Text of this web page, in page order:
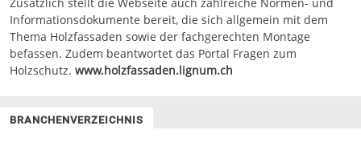
Informationsdokumente bereit, die sich allgemein mit dem
Thema Holzfassaden sowie der fachgerechten Montage
befassen. Zudem beantwortet das Portal Fragen zum
Holzschutz. www.holzfassaden.lignum.ch
BRANCHENVERZEICHNIS